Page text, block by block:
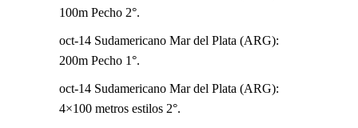
100m Pecho 2°.
oct-14 Sudamericano Mar del Plata (ARG):
200m Pecho 1°.
oct-14 Sudamericano Mar del Plata (ARG):
4×100 metros estilos 2°.